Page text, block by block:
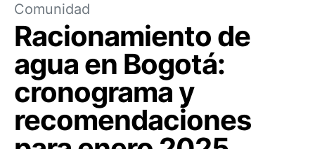
Comunidad
Racionamiento de
agua en Bogotá:
cronograma y
recomendaciones